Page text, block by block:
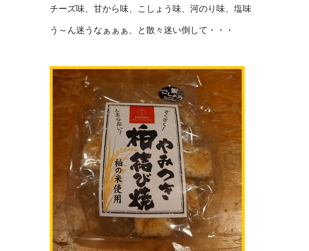
チーズ味、甘から味、こしょう味、河のり味、塩味
う～ん迷うなぁぁぁ、と散々迷い倒して・・・